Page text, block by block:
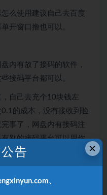
么使用建议自己去百度
开窗口撸也可以。
内有放了接码的软件，
接码平台都可以。
自己去充个10块钱左
的成本，没有接收到验
事了，网盘内有接码注
别的接码平台可以用你
都是一致的。
教程，请仔细查看网盘
×
告
、